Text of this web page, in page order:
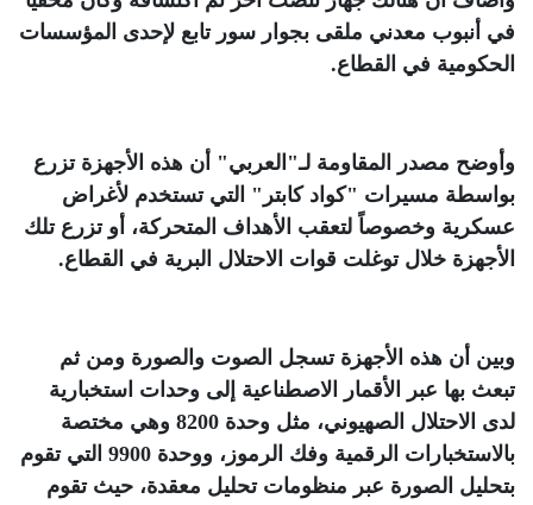
في أنبوب معدني ملقى بجوار سور تابع لإحدى المؤسسات
الحكومية في القطاع.
وأوضح مصدر المقاومة لـ"العربي" أن هذه الأجهزة تزرع
بواسطة مسيرات "كواد كابتر" التي تستخدم لأغراض
عسكرية وخصوصاً لتعقب الأهداف المتحركة، أو تزرع تلك
الأجهزة خلال توغلت قوات الاحتلال البرية في القطاع.
وبين أن هذه الأجهزة تسجل الصوت والصورة ومن ثم
تبعث بها عبر الأقمار الاصطناعية إلى وحدات استخبارية
لدى الاحتلال الصهيوني، مثل وحدة 8200 وهي مختصة
بالاستخبارات الرقمية وفك الرموز، ووحدة 9900 التي تقوم
بتحليل الصورة عبر منظومات تحليل معقدة، حيث تقوم